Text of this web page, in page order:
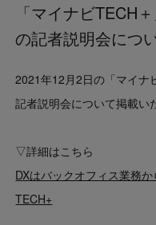
News
LegalOn Now
Contact
US website
「マイナビTECH
の記者説明会につ
2021年12月2日の「マイナ
記者説明会について掲載い
▽詳細はこちら
DXはバックオフィス業務
TECH+